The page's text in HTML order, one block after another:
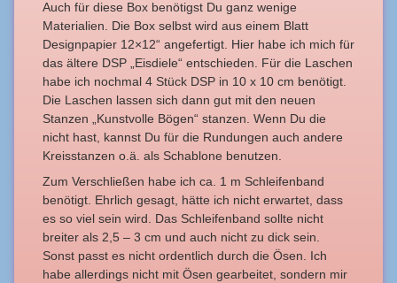
Auch für diese Box benötigst Du ganz wenige
Materialien. Die Box selbst wird aus einem Blatt
Designpapier 12×12“ angefertigt. Hier habe ich mich für
das ältere DSP „Eisdiele“ entschieden. Für die Laschen
habe ich nochmal 4 Stück DSP in 10 x 10 cm benötigt.
Die Laschen lassen sich dann gut mit den neuen
Stanzen „Kunstvolle Bögen“ stanzen. Wenn Du die
nicht hast, kannst Du für die Rundungen auch andere
Kreisstanzen o.ä. als Schablone benutzen.
Zum Verschließen habe ich ca. 1 m Schleifenband
benötigt. Ehrlich gesagt, hätte ich nicht erwartet, dass
es so viel sein wird. Das Schleifenband sollte nicht
breiter als 2,5 – 3 cm und auch nicht zu dick sein.
Sonst passt es nicht ordentlich durch die Ösen. Ich
habe allerdings nicht mit Ösen gearbeitet, sondern mir